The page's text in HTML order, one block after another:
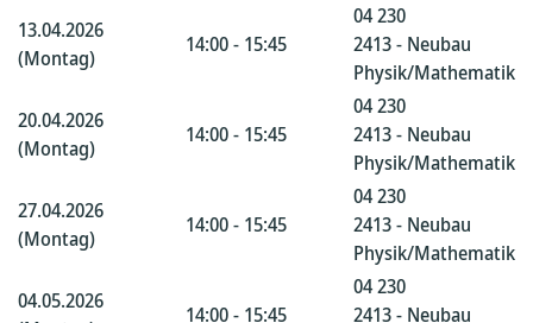
13.04.2026
(Montag)
14:00 - 15:45
04 230
2413 - Neubau
Physik/Mathematik
20.04.2026
(Montag)
14:00 - 15:45
04 230
2413 - Neubau
Physik/Mathematik
27.04.2026
(Montag)
14:00 - 15:45
04 230
2413 - Neubau
Physik/Mathematik
04.05.2026
14:00 - 15:45
04 230
2413 - Neubau